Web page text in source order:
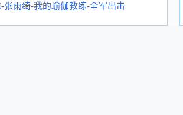
张雨绮-我的瑜伽教练-全军出击